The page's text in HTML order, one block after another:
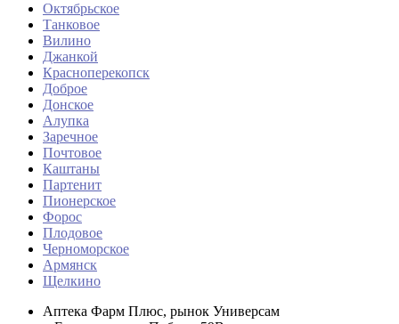
Октябрьское
Танковое
Вилино
Джанкой
Красноперекопск
Доброе
Донское
Алупка
Заречное
Почтовое
Каштаны
Партенит
Пионерское
Форос
Плодовое
Черноморское
Армянск
Щелкино
Аптека Фарм Плюс, рынок Универсам